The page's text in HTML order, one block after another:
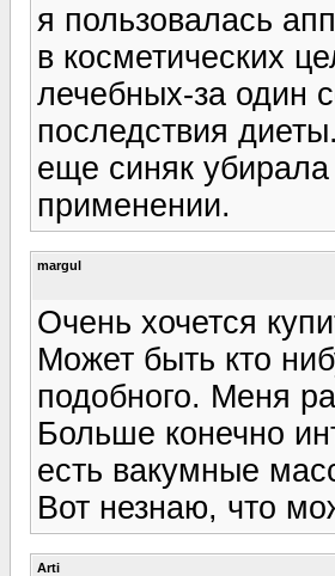
я пользовалась
в косметических
лечебных-за один
последствия диеты.
еще синяк
применении.
margul
Очень хочется
Может быть кто
подобного. Меня
Больше конечно
есть вакумные
Вот незнаю, что
Arti